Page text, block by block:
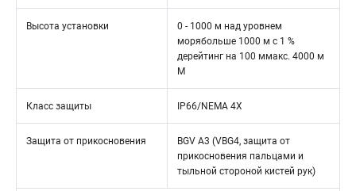
Высота установки
0 - 1000 м над уровнем
морябольше 1000 м с 1 %
дерейтинг на 100 ммакс. 4000 м
M
Класс защиты IP66/NEMA 4X
Защита от прикосновения
BGV A3 (VBG4, защита от
прикосновения пальцами и
тыльной стороной кистей рук)